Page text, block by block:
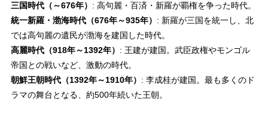
三国時代（～676年） : 高句麗・百済・新羅が覇権を争った時代。
統一新羅・渤海時代（676年～935年） : 新羅が三国を統一し、北
では高句麗の遺民が渤海を建国した時代。
高麗時代（918年～1392年） : 王建が建国。武臣政権やモンゴル
帝国との戦いなど、激動の時代。
朝鮮王朝時代（1392年～1910年） : 李成桂が建国。最も多くのド
ラマの舞台となる、約500年続いた王朝。